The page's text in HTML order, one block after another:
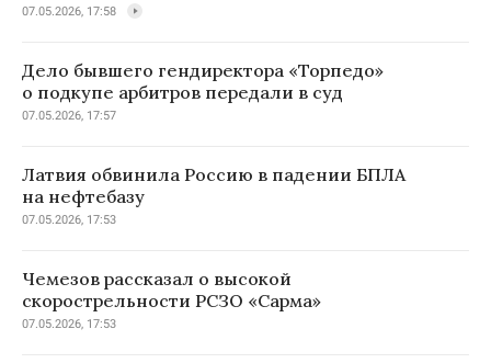
07.05.2026, 17:58
Дело бывшего гендиректора «Торпедо»
о подкупе арбитров передали в суд
07.05.2026, 17:57
Латвия обвинила Россию в падении БПЛА
на нефтебазу
07.05.2026, 17:53
Чемезов рассказал о высокой
скорострельности РСЗО «Сарма»
07.05.2026, 17:53